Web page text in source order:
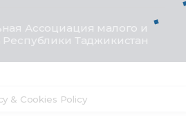
Ассоциация малого и
Таджикистан
& Cookies Policy